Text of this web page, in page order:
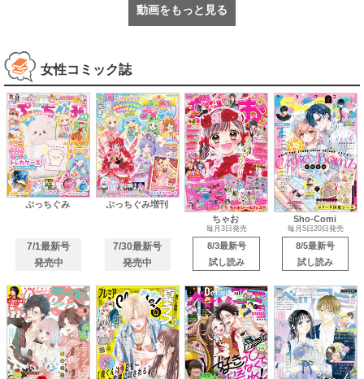
動画をもっと見る
女性コミック誌
ぷっちぐみ
7/1最新号
発売中
ぷっちぐみ増刊
7/30最新号
発売中
ちゃお
毎月3日発売
8/3最新号
試し読み
Sho-Comi
毎月5日20日発売
8/5最新号
試し読み